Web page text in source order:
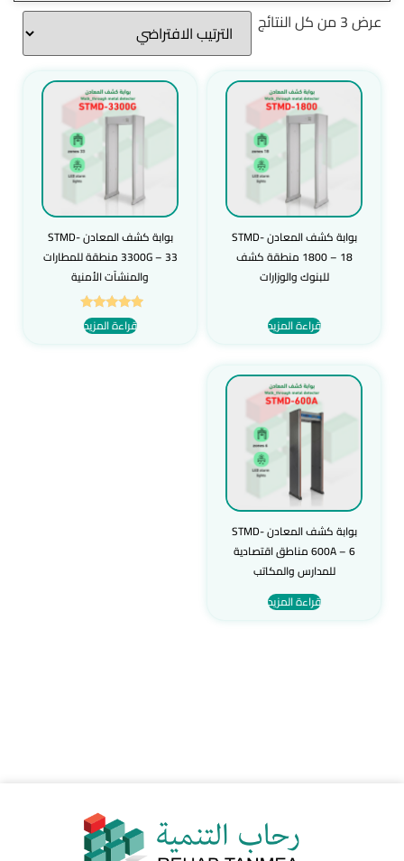
عرض ⁦3⁩ من كل النتائج
بوابة كشف المعادن STMD-
1800 – 18 منطقة كشف
للبنوك والوزارات
قراءة المزيد
بوابة كشف المعادن STMD-
3300G – 33 منطقة للمطارات
والمنشآت الأمنية
تم التقييم
5.00
قراءة المزيد
بوابة كشف المعادن STMD-
600A – 6 مناطق اقتصادية
للمدارس والمكاتب
قراءة المزيد